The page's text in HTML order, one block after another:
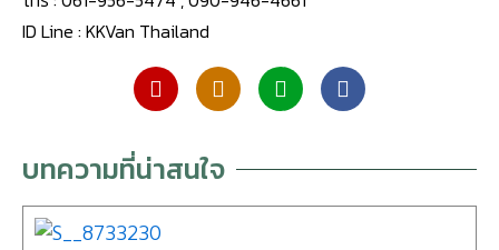
ID Line : KKVan Thailand
M
o
i
e
-
M
o
i
l
e
L
i
e
F
a
e
o
บทความที่น่าสนใจ